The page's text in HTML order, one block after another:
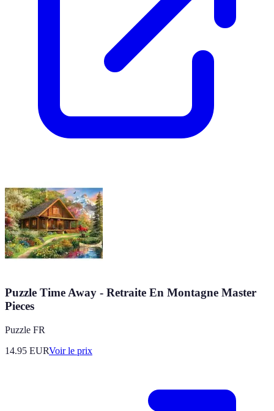
Puzzle Time Away - Retraite En Montagne Master
Pieces
Puzzle FR
14.95 EURVoir le prix